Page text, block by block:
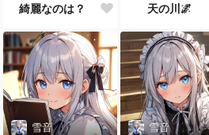
綺麗なのは？ 天の川🌌
雪音 雪音